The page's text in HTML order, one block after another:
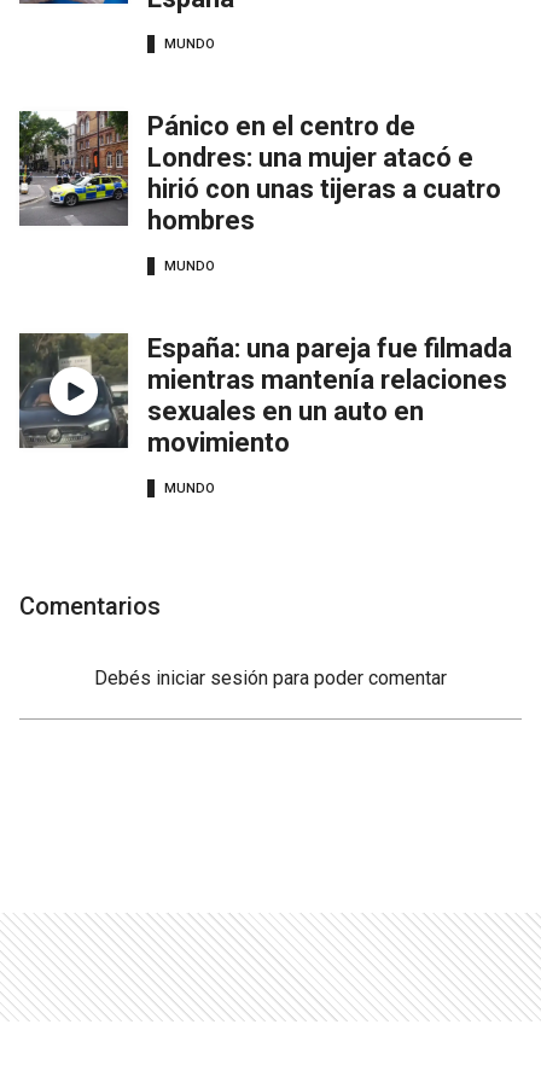
MUNDO
Pánico en el centro de
Londres: una mujer atacó e
hirió con unas tijeras a cuatro
hombres
MUNDO
España: una pareja fue filmada
mientras mantenía relaciones
sexuales en un auto en
movimiento
MUNDO
Comentarios
Debés iniciar sesión para poder comentar